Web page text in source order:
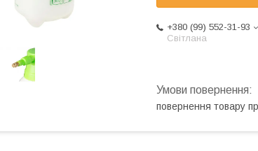
+380 (99) 552-31-93
Світлана
повернення товару